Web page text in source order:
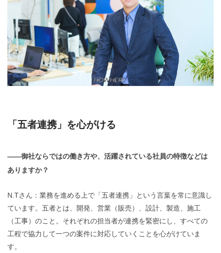
「五者連携」を心がける
——御社ならではの働き方や、活躍されている社員の特徴などは
ありますか？
N.Tさん：業務を進める上で「五者連携」という言葉を常に意識し
ています。五者とは、開発、営業（販売）、設計、製造、施工
（工事）のこと。それぞれの担当者が連携を緊密にし、すべての
工程で協力して一つの案件に対応していくことを心がけていま
す。